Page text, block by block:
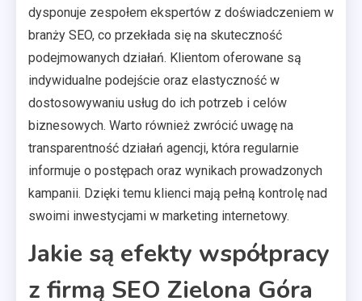
dysponuje zespołem ekspertów z doświadczeniem w
branży SEO, co przekłada się na skuteczność
podejmowanych działań. Klientom oferowane są
indywidualne podejście oraz elastyczność w
dostosowywaniu usług do ich potrzeb i celów
biznesowych. Warto również zwrócić uwagę na
transparentność działań agencji, która regularnie
informuje o postępach oraz wynikach prowadzonych
kampanii. Dzięki temu klienci mają pełną kontrolę nad
swoimi inwestycjami w marketing internetowy.
Jakie są efekty współpracy
z firmą SEO Zielona Góra